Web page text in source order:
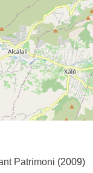
Patrimoni (2009)